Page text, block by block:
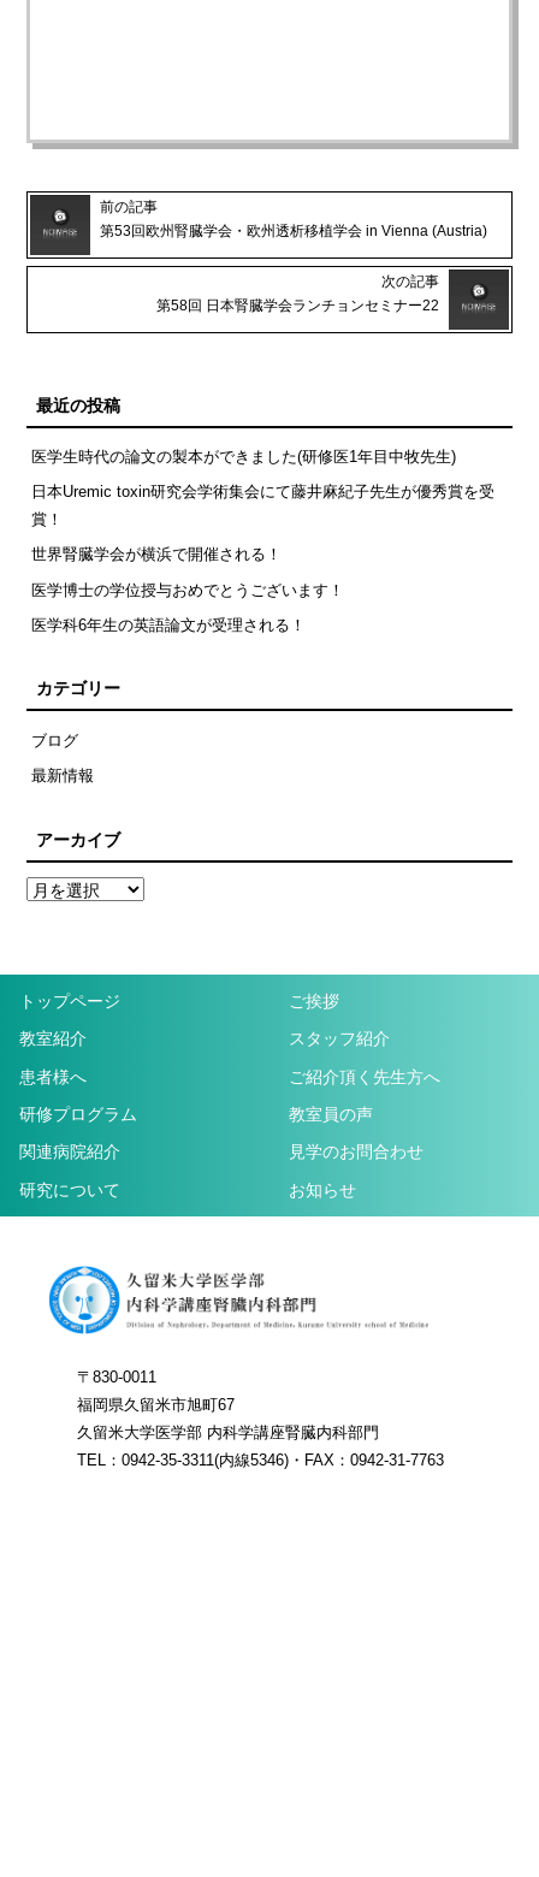
前の記事
第53回欧州腎臓学会・欧州透析移植学会 in Vienna (Austria)
次の記事
第58回 日本腎臓学会ランチョンセミナー22
最近の投稿
医学生時代の論文の製本ができました(研修医1年目中牧先生)
日本Uremic toxin研究会学術集会にて藤井麻紀子先生が優秀賞を受
賞！
世界腎臓学会が横浜で開催される！
医学博士の学位授与おめでとうございます！
医学科6年生の英語論文が受理される！
カテゴリー
ブログ
最新情報
アーカイブ
トップページ
ご挨拶
教室紹介
スタッフ紹介
患者様へ
ご紹介頂く先生方へ
研修プログラム
教室員の声
関連病院紹介
見学のお問合わせ
研究について
お知らせ
〒830-0011
福岡県久留米市旭町67
久留米大学医学部 内科学講座腎臓内科部門
TEL：0942-35-3311(内線5346)・FAX：0942-31-7763